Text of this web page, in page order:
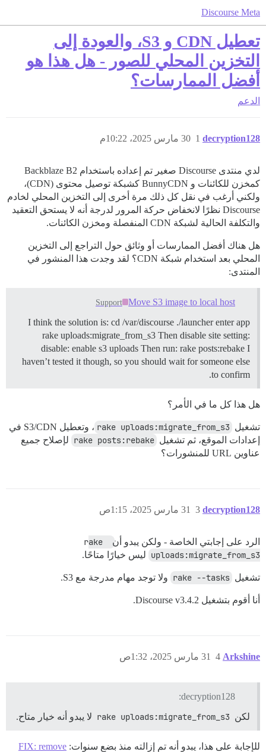
Discourse Meta
تعطيل CDN و S3، والعودة إلى
التخزين المحلي للصور - هل هذا هو
أفضل الممارسات؟
الدعم
decryption128 30 مارس 2025، 10:22م 1
لدي منتدى Discourse صغير تم إعداده باستخدام Backblaze B2
كمخزن للكائنات و BunnyCDN كشبكة توصيل محتوى (CDN)،
ولكني أرغب في نقل كل ذلك مرة أخرى إلى التخزين المحلي لخادم
Discourse نظرًا لانخفاض حركة المرور لدرجة أنه لا يستحق التعقيد
والتكلفة الحالية لشبكة CDN المنفصلة ومخزن الكائنات.
هل هناك أفضل الممارسات أو وثائق حول التراجع إلى التخزين
المحلي بعد استخدام شبكة CDN؟ لقد وجدت هذا المنشور في
المنتدى:
Move S3 image to local host
Support
I think the solution is: cd /var/discourse ./launcher enter app
rake uploads:migrate_from_s3 Then disable site setting:
disable: enable s3 uploads Then run: rake posts:rebake I
haven’t tested it though, so you should wait for someone else
to confirm.
هل هذا كل ما في الأمر؟
تشغيل rake uploads:migrate_from_s3
، وتعطيل S3/CDN في
إعدادات الموقع، ثم تشغيل rake posts:rebake لإصلاح جميع
عناوين URL للمنشورات؟
decryption128 31 مارس 2025، 1:15ص 3
الرد على إجابتي الخاصة - ولكن يبدو أن
rake
uploads:migrate_from_s3 ليس خيارًا متاحًا.
تشغيل rake --tasks ولا توجد مهام مدرجة مع S3.
أنا أقوم بتشغيل Discourse v3.4.2.
Arkshine 31 مارس 2025، 1:32ص 4
decryption128:
لكن rake uploads:migrate_from_s3 لا يبدو أنه خيار متاح.
للإجابة على هذا، يبدو أنه تم إزالته منذ بضع سنوات: FIX: remove